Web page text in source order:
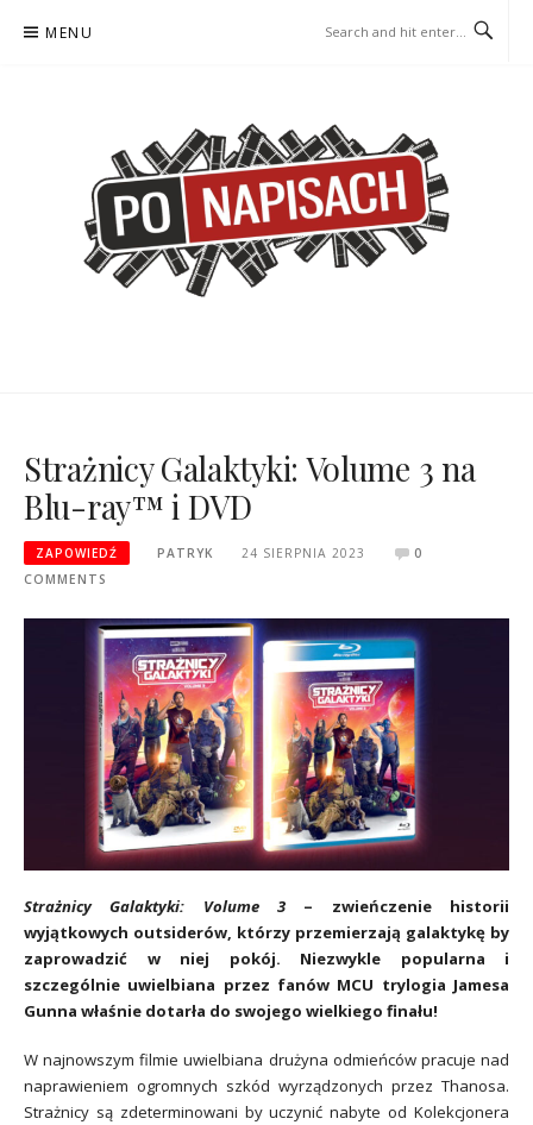
MENU
Strażnicy Galaktyki: Volume 3 na
Blu-ray™ i DVD
ZAPOWIEDŹ PATRYK 24 SIERPNIA 2023
0
COMMENTS
Strażnicy Galaktyki: Volume 3 – zwieńczenie historii
wyjątkowych outsiderów, którzy przemierzają galaktykę by
zaprowadzić w niej pokój. Niezwykle popularna i
szczególnie uwielbiana przez fanów MCU trylogia Jamesa
Gunna właśnie dotarła do swojego wielkiego finału!
W najnowszym filmie uwielbiana drużyna odmieńców pracuje nad
naprawieniem ogromnych szkód wyrządzonych przez Thanosa.
Strażnicy są zdeterminowani by uczynić nabyte od Kolekcjonera